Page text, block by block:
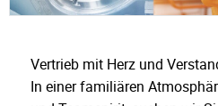
Vertrieb mit Herz und
In einer familiären